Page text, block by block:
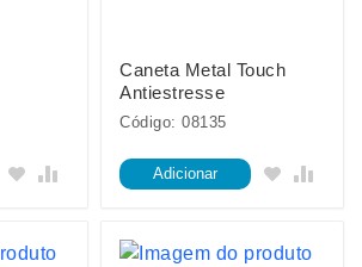
Caneta Metal Touch
Antiestresse
Código: 08135
Adicionar